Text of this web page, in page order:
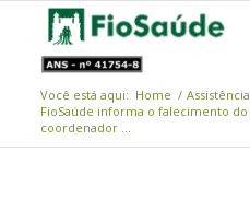
Você está aqui: Home /
FioSaúde informa o falecimento
coordenador ...